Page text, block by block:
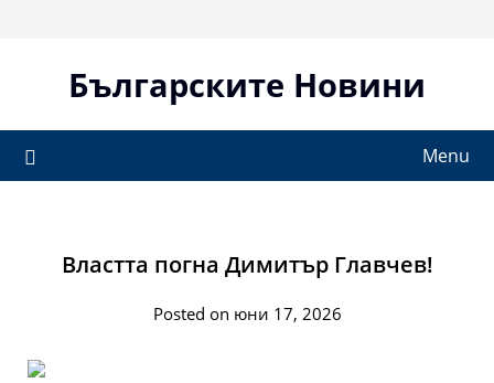
Българските Новини
Menu
Властта погна Димитър Главчев!
Posted on юни 17, 2026